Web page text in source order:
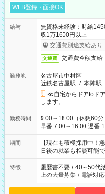
WEB登録・面接OK
給与
無資格未経験：時給
収1万1600円以上
交通費別途支給あり
交通費 交通費全額支給
勤務地
名古屋市中村区
近鉄名古屋駅 / 本陣駅
≪自宅からドアtoド
します。
勤務時間
9:00～18:00（休憩60分） ■ご希望があれば下記シフトも
早番 7:00～16:00 遅番 10:00～19:00 「
い」 「余裕を持って夕
たくない」 など、ご希望を教
の方へ 今ご覧のお仕事
の勤務時間。 合計で週
期間
【現在も積極採用中
日後の就業も相談可能で
特徴 履歴書不要 / 40～50代
上の大量募集 / 電話対